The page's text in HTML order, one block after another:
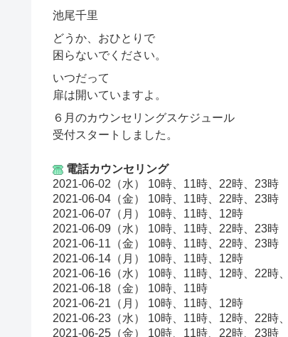
池尾千里
どうか、おひとりで
困らないでください。
いつだって
扉は開いていますよ。
６月のカウンセリングスケジュール
受付スタートしました。
電話カウンセリング
2021-06-02（水） 10時、11時、22時、23時
2021-06-04（金） 10時、11時、22時、23時
2021-06-07（月） 10時、11時、12時
2021-06-09（水） 10時、11時、22時、23時
2021-06-11（金） 10時、11時、22時、23時
2021-06-14（月） 10時、11時、12時
2021-06-16（水） 10時、11時、12時、22時
2021-06-18（金） 10時、11時
2021-06-21（月） 10時、11時、12時
2021-06-23（水） 10時、11時、12時、22時
2021-06-25（金） 10時、11時、22時、23時